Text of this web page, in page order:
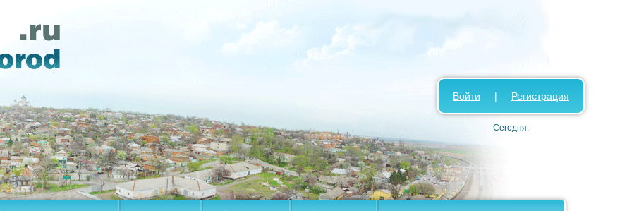
Войти | Регистрация
Сегодня: